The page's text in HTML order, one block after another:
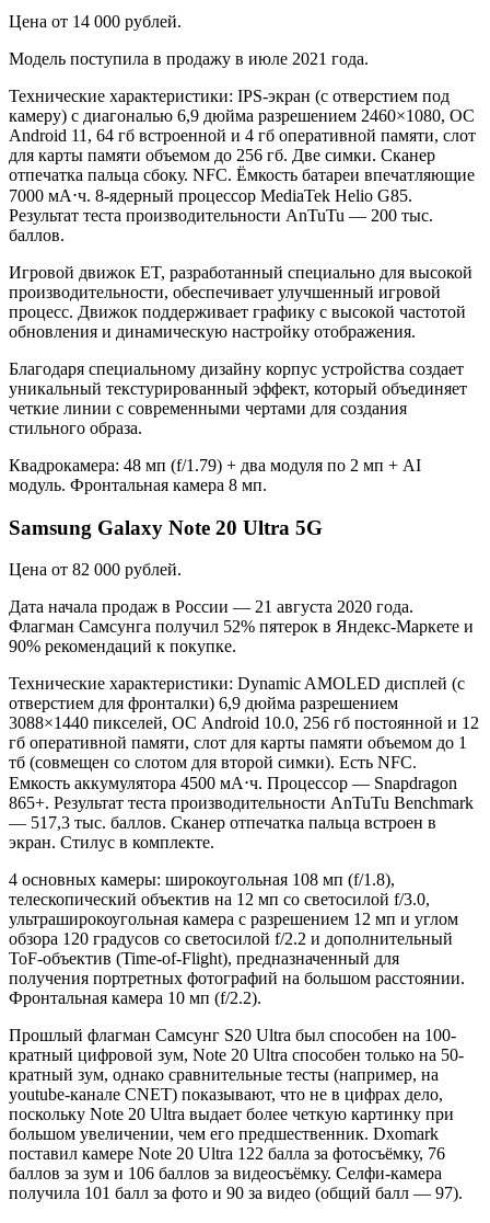
Цена от 14 000 рублей.
Модель поступила в продажу в июле 2021 года.
Технические характеристики: IPS-экран (с отверстием под
камеру) с диагональю 6,9 дюйма разрешением 2460×1080, ОС
Android 11, 64 гб встроенной и 4 гб оперативной памяти, слот
для карты памяти объемом до 256 гб. Две симки. Сканер
отпечатка пальца сбоку. NFC. Ёмкость батареи впечатляющие
7000 мА⋅ч. 8-ядерный процессор MediaTek Helio G85.
Результат теста производительности AnTuTu — 200 тыс.
баллов.
Игровой движок ET, разработанный специально для высокой
производительности, обеспечивает улучшенный игровой
процесс. Движок поддерживает графику с высокой частотой
обновления и динамическую настройку отображения.
Благодаря специальному дизайну корпус устройства создает
уникальный текстурированный эффект, который объединяет
четкие линии с современными чертами для создания
стильного образа.
Квадрокамера: 48 мп (f/1.79) + два модуля по 2 мп + AI
модуль. Фронтальная камера 8 мп.
Samsung Galaxy Note 20 Ultra 5G
Цена от 82 000 рублей.
Дата начала продаж в России — 21 августа 2020 года.
Флагман Самсунга получил 52% пятерок в Яндекс-Маркете и
90% рекомендаций к покупке.
Технические характеристики: Dynamic AMOLED дисплей (с
отверстием для фронталки) 6,9 дюйма разрешением
3088×1440 пикселей, ОС Android 10.0, 256 гб постоянной и 12
гб оперативной памяти, слот для карты памяти объемом до 1
тб (совмещен со слотом для второй симки). Есть NFC.
Емкость аккумулятора 4500 мА⋅ч. Процессор — Snapdragon
865+. Результат теста производительности AnTuTu Benchmark
— 517,3 тыс. баллов. Сканер отпечатка пальца встроен в
экран. Стилус в комплекте.
4 основных камеры: широкоугольная 108 мп (f/1.8),
телескопический объектив на 12 мп со светосилой f/3.0,
ультраширокоугольная камера с разрешением 12 мп и углом
обзора 120 градусов со светосилой f/2.2 и дополнительный
ToF-объектив (Time-of-Flight), предназначенный для
получения портретных фотографий на большом расстоянии.
Фронтальная камера 10 мп (f/2.2).
Прошлый флагман Самсунг S20 Ultra был способен на 100-
кратный цифровой зум, Note 20 Ultra способен только на 50-
кратный зум, однако сравнительные тесты (например, на
youtube-канале CNET) показывают, что не в цифрах дело,
поскольку Note 20 Ultra выдает более четкую картинку при
большом увеличении, чем его предшественник. Dxomark
поставил камере Note 20 Ultra 122 балла за фотосъёмку, 76
баллов за зум и 106 баллов за видеосъёмку. Селфи-камера
получила 101 балл за фото и 90 за видео (общий балл — 97).